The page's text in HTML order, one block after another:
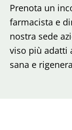
Prenota un
farmacista e
nostra sede
viso più adatti
sana e